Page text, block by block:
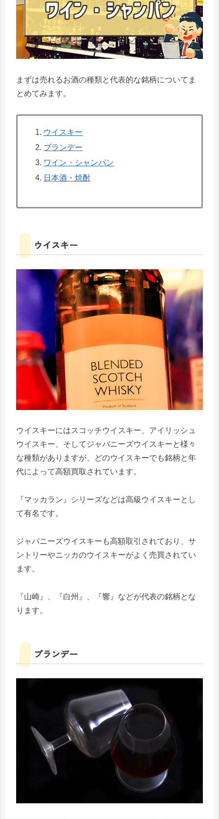
まずは売れるお酒の種類と代表的な銘柄についてま
とめてみます。
ウイスキー
ブランデー
ワイン・シャンパン
日本酒・焼酎
ウイスキー
ウイスキーにはスコッチウイスキー、アイリッシュ
ウイスキー、そしてジャパニーズウイスキーと様々
な種類がありますが、どのウイスキーでも銘柄と年
代によって高額買取されています。
『マッカラン』シリーズなどは高級ウイスキーとし
て有名です。
ジャパニーズウイスキーも高額取引されており、サ
ントリーやニッカのウイスキーがよく売買されてい
ます。
『山崎』、『白州』、『響』などが代表の銘柄とな
ります。
ブランデー